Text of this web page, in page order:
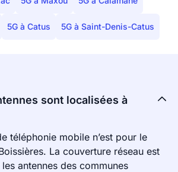
5G à Catus 5G à Saint-Denis-Catus
sont localisées à
téléphonie mobile n’est pour le
La couverture réseau est
antennes des communes